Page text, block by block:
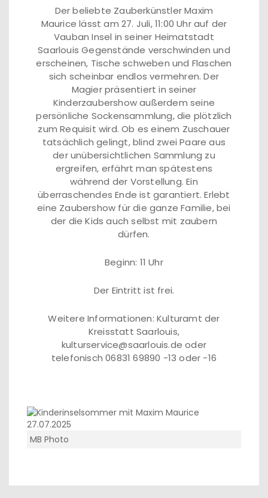
Der beliebte Zauberkünstler Maxim
Maurice lässt am 27. Juli, 11:00 Uhr auf der
Vauban Insel in seiner Heimatstadt
Saarlouis Gegenstände verschwinden und
erscheinen, Tische schweben und Flaschen
sich scheinbar endlos vermehren. Der
Magier präsentiert in seiner
Kinderzaubershow außerdem seine
persönliche Sockensammlung, die plötzlich
zum Requisit wird. Ob es einem Zuschauer
tatsächlich gelingt, blind zwei Paare aus
der unübersichtlichen Sammlung zu
ergreifen, erfährt man spätestens
während der Vorstellung. Ein
überraschendes Ende ist garantiert. Erlebt
eine Zaubershow für die ganze Familie, bei
der die Kids auch selbst mit zaubern
dürfen.
Beginn: 11 Uhr
Der Eintritt ist frei.
Weitere Informationen: Kulturamt der
Kreisstatt Saarlouis,
kulturservice@saarlouis.de oder
telefonisch 06831 69890 -13 oder -16
MB Photo